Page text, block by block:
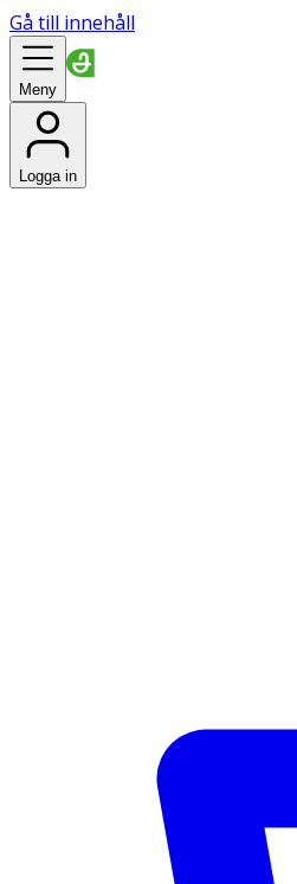
Gå till innehåll
Meny
Logga in